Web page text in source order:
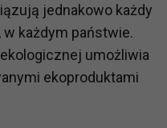
jednakowo każdy
w każdym państwie.
umożliwia
ekoproduktami